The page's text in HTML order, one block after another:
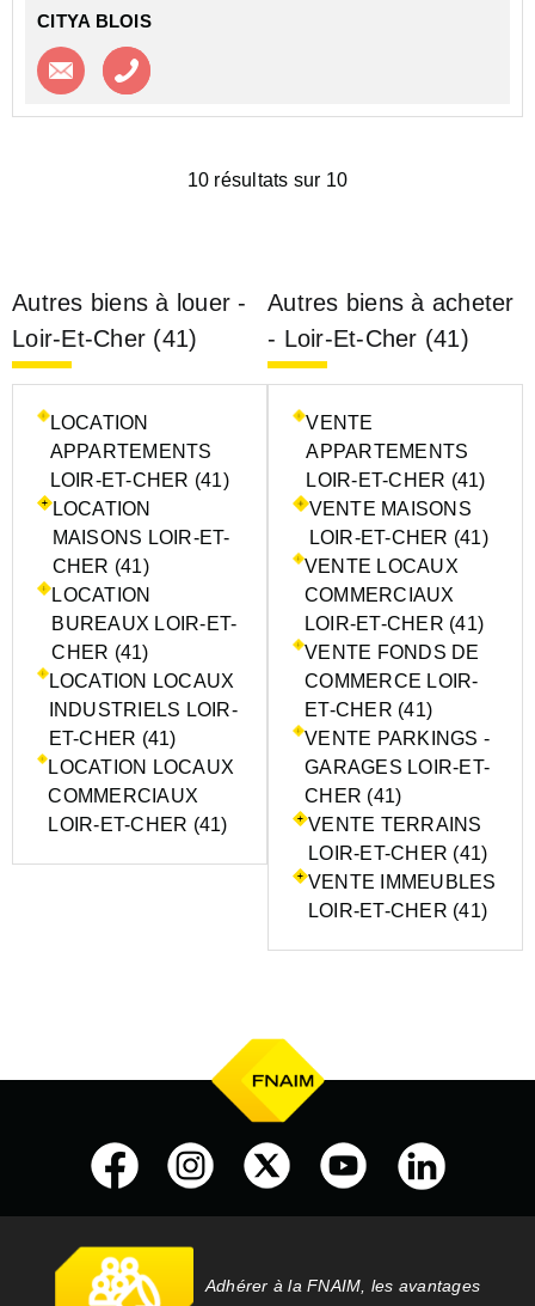
CITYA BLOIS
Contacter l'agence
10 résultats sur 10
Autres biens à louer -
Loir-Et-Cher (41)
LOCATION
APPARTEMENTS
LOIR-ET-CHER (41)
LOCATION
MAISONS LOIR-ET-
CHER (41)
LOCATION
BUREAUX LOIR-ET-
CHER (41)
LOCATION LOCAUX
INDUSTRIELS LOIR-
ET-CHER (41)
LOCATION LOCAUX
COMMERCIAUX
LOIR-ET-CHER (41)
Autres biens à acheter
- Loir-Et-Cher (41)
VENTE
APPARTEMENTS
LOIR-ET-CHER (41)
VENTE MAISONS
LOIR-ET-CHER (41)
VENTE LOCAUX
COMMERCIAUX
LOIR-ET-CHER (41)
VENTE FONDS DE
COMMERCE LOIR-
ET-CHER (41)
VENTE PARKINGS -
GARAGES LOIR-ET-
CHER (41)
VENTE TERRAINS
LOIR-ET-CHER (41)
VENTE IMMEUBLES
LOIR-ET-CHER (41)
Adhérer à la FNAIM, les avantages